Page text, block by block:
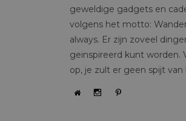
geweldige gadgets en
volgens het motto:
always. Er zijn zoveel
geinspireerd kunt worden.
op, je zult er geen spijt van